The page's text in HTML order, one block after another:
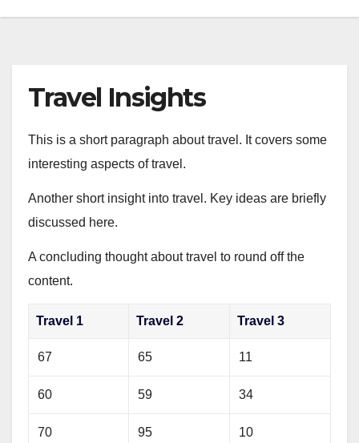
Travel Insights
This is a short paragraph about travel. It covers some
interesting aspects of travel.
Another short insight into travel. Key ideas are briefly
discussed here.
A concluding thought about travel to round off the
content.
Travel 1 Travel 2 Travel 3
67 65 11
60 59 34
70 95 10